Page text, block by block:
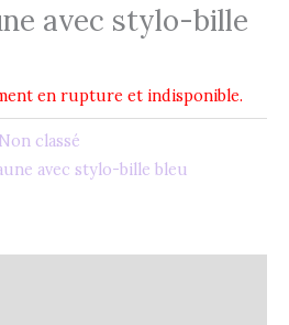
avec stylo-bille
en rupture et indisponible.
Non classé
avec stylo-bille bleu